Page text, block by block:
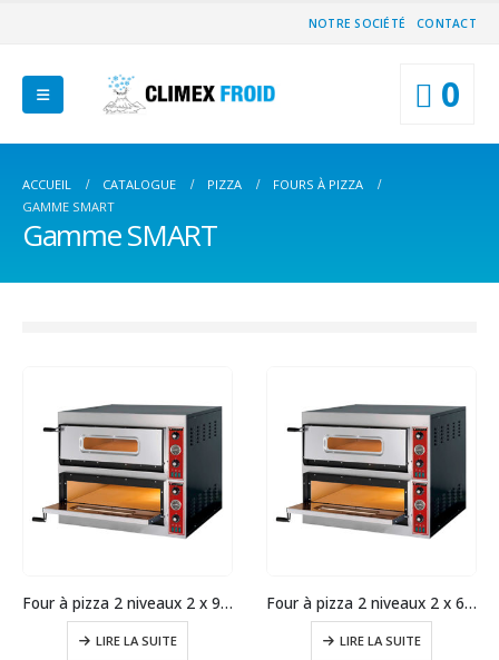
NOTRE SOCIÉTÉ CONTACT
0
ACCUEIL CATALOGUE PIZZA
FOURS À PIZZA
GAMME SMART
Gamme SMART
Four à pizza 2 niveaux 2 x 9 pizzas
LIRE LA SUITE
Four à pizza 2 niveaux 2 x 6 pizzas
LIRE LA SUITE